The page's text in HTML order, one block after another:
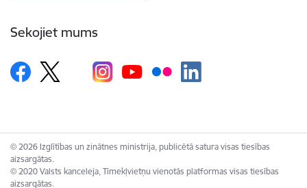
Sekojiet mums
© 2026 Izglītības un zinātnes ministrija, publicētā satura visas tiesības
aizsargātas.
© 2020 Valsts kanceleja, Tīmekļvietņu vienotās platformas visas tiesības
aizsargātas.